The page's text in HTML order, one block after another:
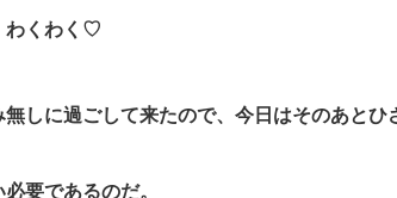
わくわく♡
しに過ごして来たので、今日はそのあと
要であるのだ。